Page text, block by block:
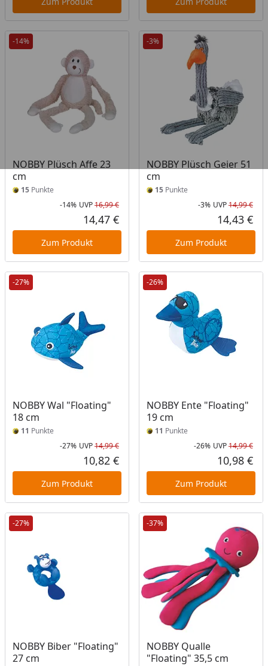
-14%
NOBBY Plüsch Affe 23
cm
15 Punkte
Rabatt in Prozent
-14%
Ursprünglicher Preis
UVP16,99 €
Aktueller Preis
14,47 €
Zum Produkt
-3%
NOBBY Plüsch Geier 51
cm
15Punkte
-3% UVP14,99 €
14,43 €
Zum Produkt
-27%
NOBBY Wal "Floating"
18 cm
11 Punkte
Rabatt in Prozent
-27%
Ursprünglicher Preis
UVP14,99 €
Aktueller Preis
10,82 €
Zum Produkt
-26%
NOBBY Ente "Floating"
19 cm
11 Punkte
-26% UVP14,99 €
10,98 €
Zum Produkt
-27%
NOBBY Biber "Floating"
27 cm
-37%
NOBBY Qualle
"Floating" 35,5 cm